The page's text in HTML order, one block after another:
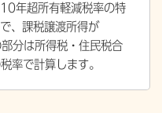
年超所有軽減税率の特
、課税譲渡所得が
分は所得税・住民税合
率で計算します。